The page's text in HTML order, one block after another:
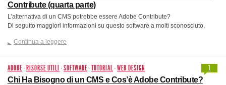
Contribute (quarta parte)
L’alternativa di un CMS potrebbe essere Adobe Contribute?
Di seguito maggiori informazioni su questo software a molti sconosciuto.
Continua a leggere
ADOBE · RISORSE UTILI ·SOFTWARE ·TUTORIAL ·WEB DESIGN
1
Chi Ha Bisogno di un CMS e Cos’è Adobe Contribute?